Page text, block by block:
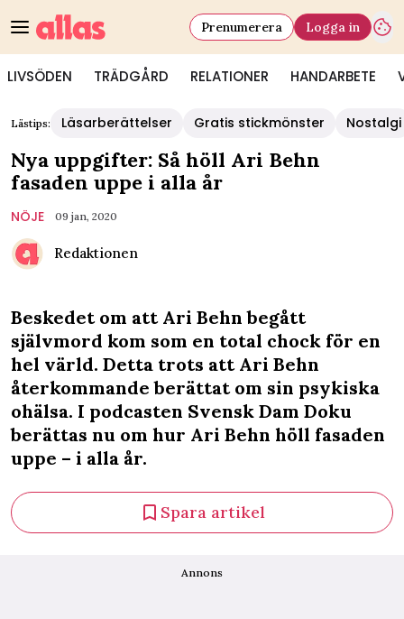
LIVSÖDEN TRÄDGÅRD RELATIONER HANDARBETE
Prenumerera Logga in
Lästips: Läsarberättelser Gratis stickmönster Nostalgi
Nya uppgifter: Så höll Ari Behn
fasaden uppe i alla år
NÖJE 09 jan, 2020
Redaktionen
Beskedet om att Ari Behn begått
självmord kom som en total chock för en
hel värld. Detta trots att Ari Behn
återkommande berättat om sin psykiska
ohälsa. I podcasten Svensk Dam Doku
berättas nu om hur Ari Behn höll fasaden
uppe – i alla år.
Spara artikel
Annons